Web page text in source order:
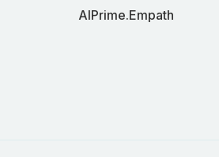
AIPrime.Empath